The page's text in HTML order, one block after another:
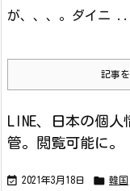
が、、、。 ダイニ ...
記事
LINE、日本の個
管。閲覧可能に。
 2021年3月18日  韓国